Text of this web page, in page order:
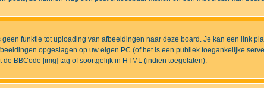
funktie tot uploading van afbeeldingen naar deze board. Je kan een link
opgeslagen op uw eigen PC (of het is een publiek toegankelijke
BBCode [img] tag of soortgelijk in HTML (indien toegelaten).